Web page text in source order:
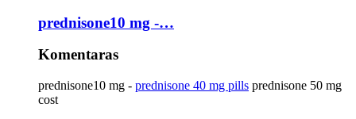
prednisone10 mg -…
Komentaras
prednisone10 mg - prednisone 40 mg pills prednisone 50 mg
cost